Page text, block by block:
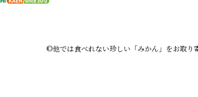
©︎他では食べれない珍しい「みかん」をお取り